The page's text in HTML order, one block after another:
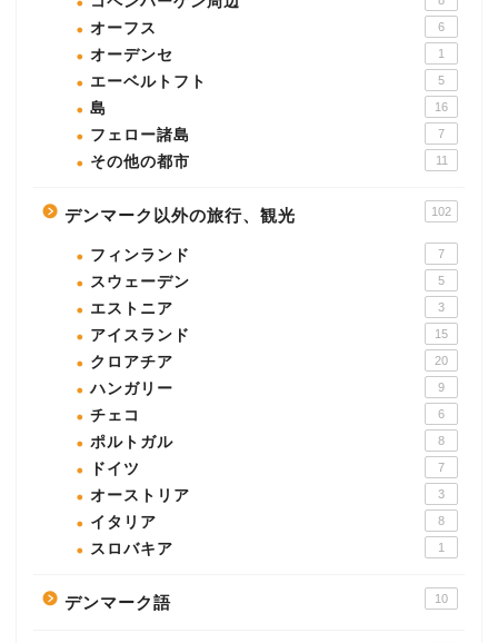
オーフス 6
オーデンセ 1
エーベルトフト 5
島 16
フェロー諸島 7
その他の都市 11
デンマーク以外の旅行、観光 102
フィンランド 7
スウェーデン 5
エストニア 3
アイスランド 15
クロアチア 20
ハンガリー 9
チェコ 6
ポルトガル 8
ドイツ 7
オーストリア 3
イタリア 8
スロバキア 1
デンマーク語 10